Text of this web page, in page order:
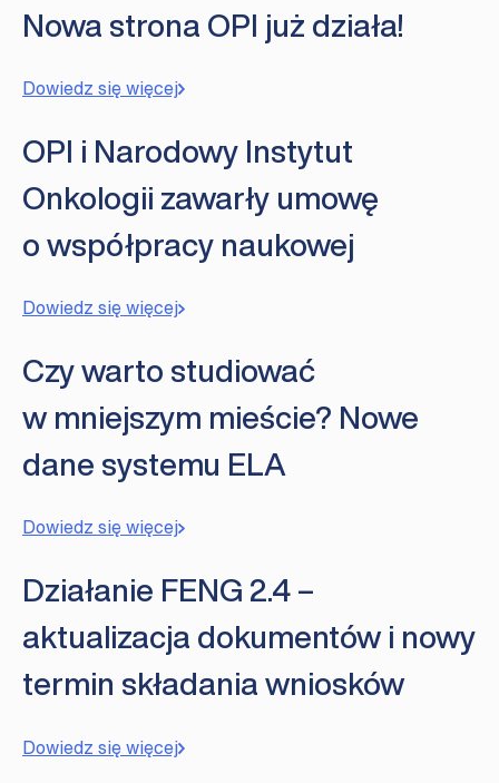
Nowa strona OPI już działa!
Dowiedz się więcej
OPI i Narodowy Instytut
Onkologii zawarły umowę
o współpracy naukowej
Dowiedz się więcej
Czy warto studiować
w mniejszym mieście? Nowe
dane systemu ELA
Dowiedz się więcej
Działanie FENG 2.4 –
aktualizacja dokumentów i nowy
termin składania wniosków
Dowiedz się więcej